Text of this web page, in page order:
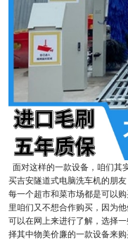
面对这样的一款设备，咱们其
买吉安隧道式电脑洗车机的朋
每一个超市和菜市场都是可以
里咱们又不想合作购买，因为
可以在网上来进行了解，选择
择其中物美价廉的一款设备来购